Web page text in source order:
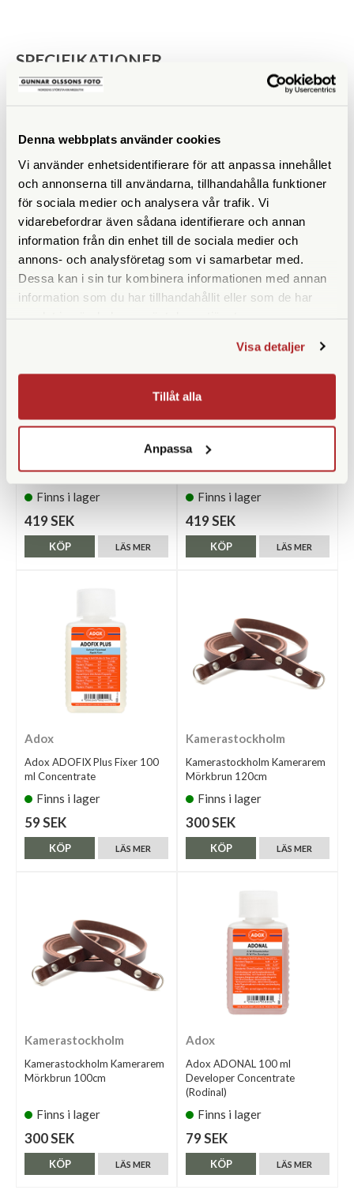
Denna webbplats använder cookies
Vi använder enhetsidentifierare för att anpassa innehållet
och annonserna till användarna, tillhandahålla funktioner
för sociala medier och analysera vår trafik. Vi
vidarebefordrar även sådana identifierare och annan
information från din enhet till de sociala medier och
annons- och analysföretag som vi samarbetar med.
Dessa kan i sin tur kombinera informationen med annan
information som du har tillhandahållit eller som de har
Visa detaljer
Tillåt alla
Anpassa
SPECIFIKATIONER
ANDRA KÖPTE ÄVEN
Kamera Brun
Finns i lager
419 SEK
LÄS MER
KÖP
Kamera Röd
Finns i lager
419 SEK
LÄS MER
KÖP
Adox
Adox ADOFIX Plus Fixer 100
ml Concentrate
Finns i lager
59 SEK
LÄS MER
KÖP
Kamerastockholm
Kamerastockholm Kamerarem
Mörkbrun 120cm
Finns i lager
300 SEK
LÄS MER
KÖP
Kamerastockholm
Kamerastockholm Kamerarem
Mörkbrun 100cm
Finns i lager
300 SEK
LÄS MER
KÖP
Adox
Adox ADONAL 100 ml
Developer Concentrate
(Rodinal)
Finns i lager
79 SEK
LÄS MER
KÖP